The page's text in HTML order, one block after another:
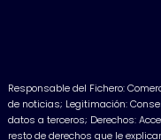
Responsable del Fichero:
de noticias; Legitimación:
datos a terceros; Derechos:
resto de derechos que le